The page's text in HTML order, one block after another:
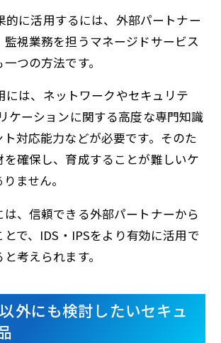
的に活用するには、外部パートナー
視業務を担うマネージドサービス
つの方法です。
には、ネットワークやセキュリテ
ケーションに関する高度な専門知識
対応能力などが必要です。そのた
確保し、育成することが難しいケ
ません。
は、信頼できる外部パートナーから
で、IDS・IPSをより有効に活用で
考えられます。
外にも検討したいセキュ